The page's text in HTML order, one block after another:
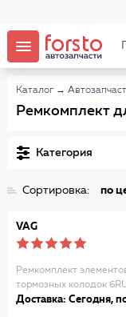
Каталог →
Ремкомплект
Категория
Сортировка: по
VAG
Ремкомплект
тормозных колодок
Доставка: Сегодня,